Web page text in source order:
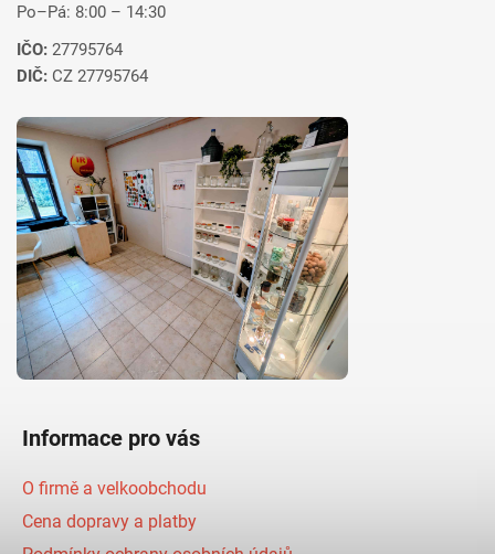
Po–Pá: 8:00 – 14:30
IČO: 27795764
DIČ: CZ 27795764
Informace pro vás
O firmě a velkoobchodu
Cena dopravy a platby